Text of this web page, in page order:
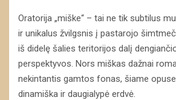
Oratorija „miške“ – tai ne tik subtilus
ir unikalus žvilgsnis į pastarojo
iš didelę šalies teritorijos dalį
perspektyvos. Nors miškas dažnai
nekintantis gamtos fonas, šiame
dinamiška ir daugialypė erdvė.